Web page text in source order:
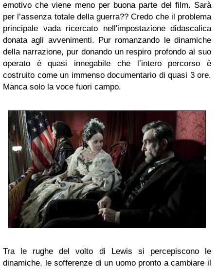
emotivo che viene meno per buona parte del film. Sarà
per l’assenza totale della guerra?? Credo che il problema
principale vada ricercato nell'impostazione didascalica
donata agli avvenimenti. Pur romanzando le dinamiche
della narrazione, pur donando un respiro profondo al suo
operato è quasi innegabile che l’intero percorso è
costruito come un immenso documentario di quasi 3 ore.
Manca solo la voce fuori campo.
Tra le rughe del volto di Lewis si percepiscono le
dinamiche, le sofferenze di un uomo pronto a cambiare il